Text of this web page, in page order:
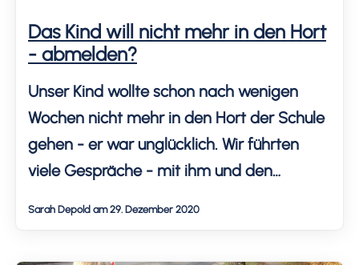
Das Kind will nicht mehr in den Hort
- abmelden?
Unser Kind wollte schon nach wenigen
Wochen nicht mehr in den Hort der Schule
gehen - er war unglücklich. Wir führten
viele Gespräche - mit ihm und den
Sarah Depold am 29. Dezember 2020